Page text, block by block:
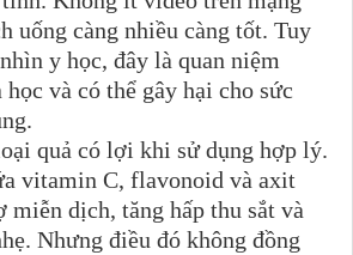
uống càng nhiều càng tốt. Tuy
y học, đây là quan niệm
và có thể gây hại cho sức
có lợi khi sử dụng hợp lý.
vitamin C, flavonoid và axit
dịch, tăng hấp thu sắt và
Nhưng điều đó không đồng